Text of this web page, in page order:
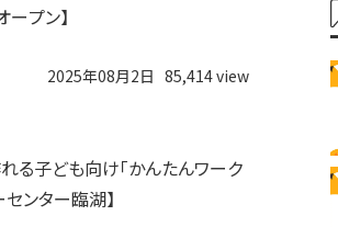
プン】
2025年08月2日 85,414 view
子ども向け「かんたんワーク
センター臨湖】